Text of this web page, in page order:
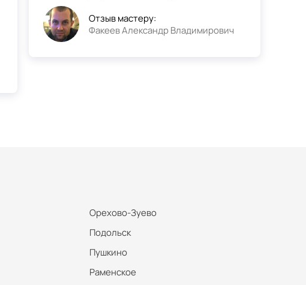
Отзыв мастеру:
Факеев Александр Владимирович
Орехово-Зуево
Подольск
Пушкино
Раменское